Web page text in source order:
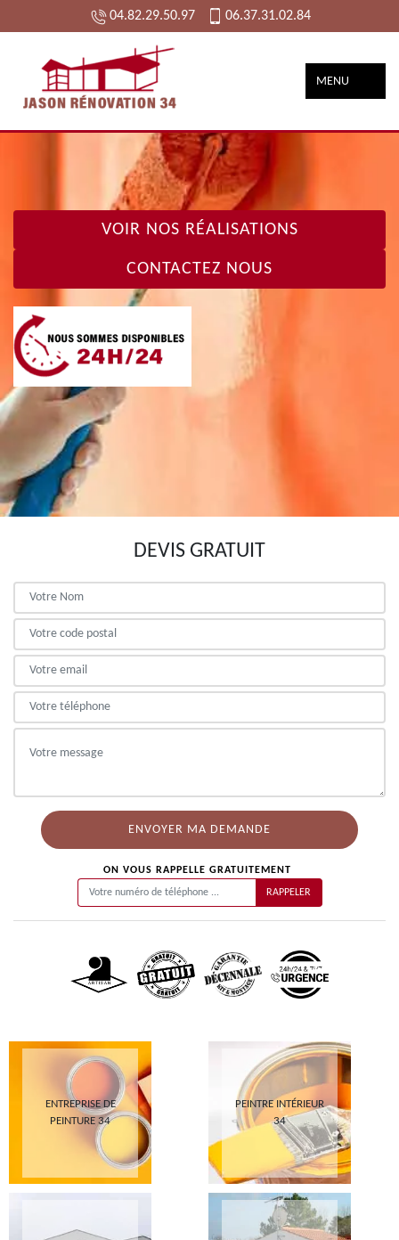
04.82.29.50.97 06.37.31.02.84
MENU
VOIR NOS RÉALISATIONS
CONTACTEZ NOUS
DEVIS GRATUIT
ON VOUS RAPPELLE GRATUITEMENT
ENTREPRISE DE
PEINTURE 34
PEINTRE INTÉRIEUR
34